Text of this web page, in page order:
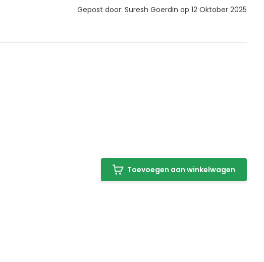
Gepost door: Suresh Goerdin op 12 Oktober 2025
Toevoegen aan winkelwagen